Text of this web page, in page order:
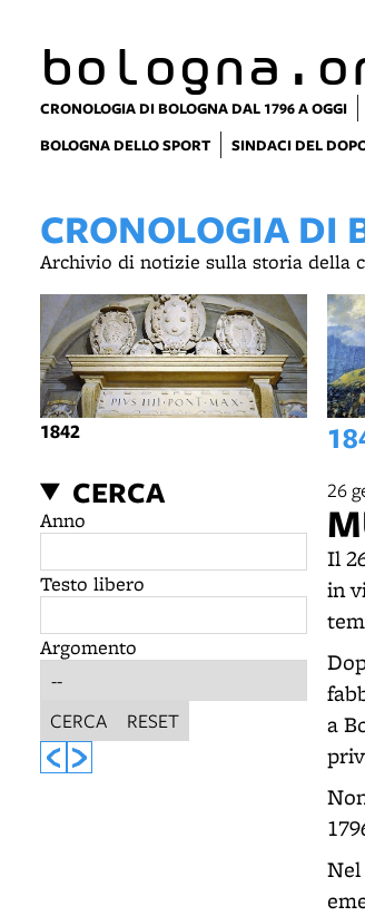
CRONOLOGIA DI BOLOGNA DAL 1796 A OGGI
BOLOGNA DELLO SPORT
SINDACI DEL
CRONOLOGIA DI
Archivio di notizie sulla storia della
1842
CERCA
Anno
Testo libero
Argomento
CERCA RESET
26
Il
in
a